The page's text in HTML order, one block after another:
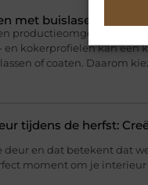
met buislasersnijden
productieomgevingen
en kokerprofielen kan
of coaten. Daarom
tijdens de herfst:
deur en dat betekent dat
moment om je interieur